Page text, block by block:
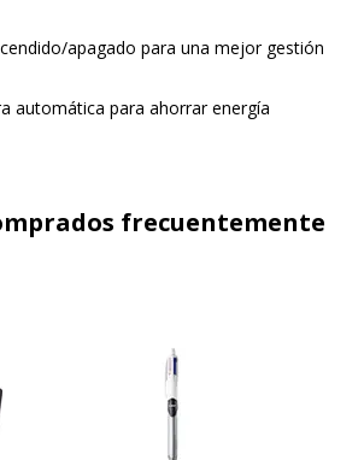
apagado para una mejor gestión
automática para ahorrar energía
frecuentemente